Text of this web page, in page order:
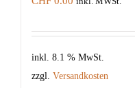
inkl. 8.1 % MwSt.
zzgl. Versandkosten